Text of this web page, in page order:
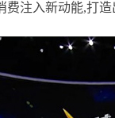
注入新动能,打